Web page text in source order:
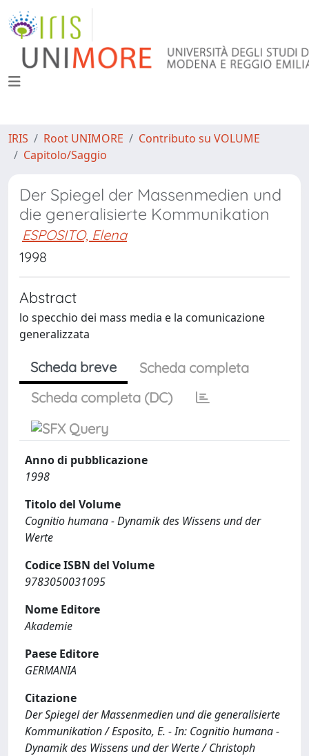
IRIS Root UNIMORE
Contributo su VOLUME
Capitolo/Saggio
Der Spiegel der Massenmedien und
die generalisierte Kommunikation
ESPOSITO, Elena
1998
Abstract
lo specchio dei mass media e la comunicazione
generalizzata
Scheda breve
Scheda completa
Scheda completa (DC)
Anno di pubblicazione
1998
Titolo del Volume
Cognitio humana - Dynamik des Wissens und der
Werte
Codice ISBN del Volume
9783050031095
Nome Editore
Akademie
Paese Editore
GERMANIA
Citazione
Der Spiegel der Massenmedien und die generalisierte
Kommunikation / Esposito, E. - In: Cognitio humana -
Dynamik des Wissens und der Werte / Christoph